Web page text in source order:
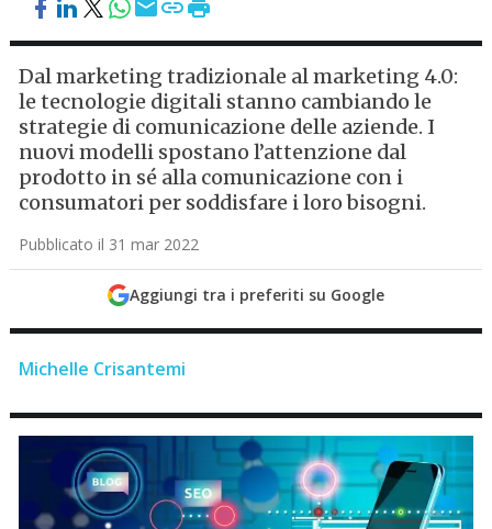
Dal marketing tradizionale al marketing 4.0:
le tecnologie digitali stanno cambiando le
strategie di comunicazione delle aziende. I
nuovi modelli spostano l’attenzione dal
prodotto in sé alla comunicazione con i
consumatori per soddisfare i loro bisogni.
Pubblicato il 31 mar 2022
Aggiungi tra i preferiti su Google
Michelle Crisantemi